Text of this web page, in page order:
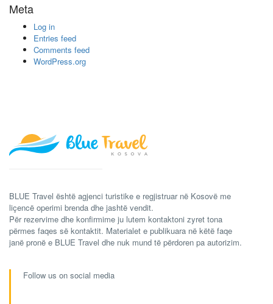
Meta
Log in
Entries feed
Comments feed
WordPress.org
BLUE Travel është agjenci turistike e regjistruar në Kosovë me
liçencë operimi brenda dhe jashtë vendit.
Për rezervime dhe konfirmime ju lutem kontaktoni zyret tona
përmes faqes së kontaktit. Materialet e publikuara në këtë faqe
janë pronë e BLUE Travel dhe nuk mund të përdoren pa autorizim.
Follow us on social media